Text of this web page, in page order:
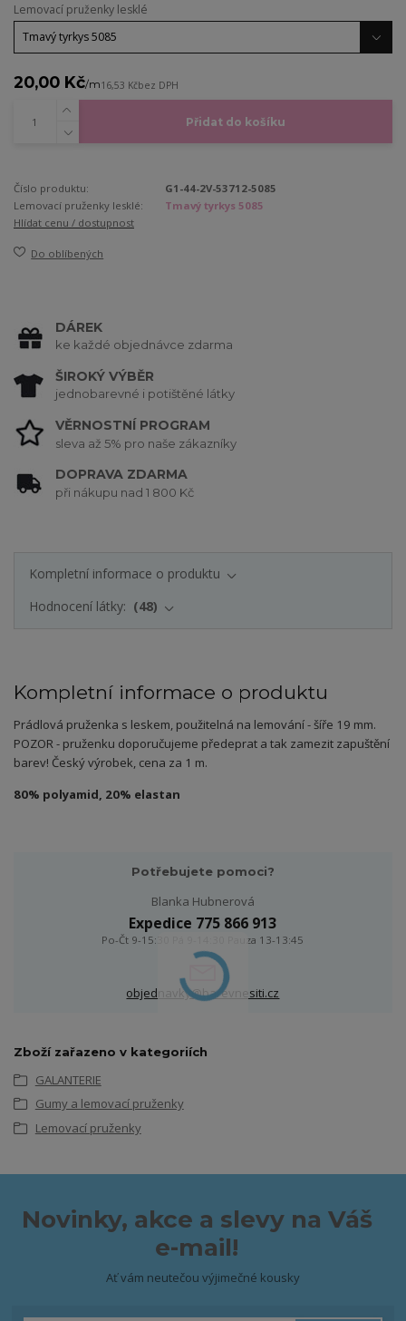
Lemovací pruženky lesklé
20,00 Kč/m16,53 Kčbez DPH
Přidat do košíku
Číslo produktu:
G1-44-2V-53712-5085
Lemovací pruženky lesklé:
Tmavý tyrkys 5085
Hlídat cenu / dostupnost
Do oblíbených
DÁREK
ke každé objednávce zdarma
ŠIROKÝ VÝBĚR
jednobarevné i potištěné látky
VĚRNOSTNÍ PROGRAM
sleva až 5% pro naše zákazníky
DOPRAVA ZDARMA
při nákupu nad 1 800 Kč
Kompletní informace o produktu
Hodnocení látky:
48
Kompletní informace o produktu
Prádlová pruženka s leskem, použitelná na lemování - šíře 19 mm.
POZOR - pruženku doporučujeme předeprat a tak zamezit zapuštění
barev! Český výrobek, cena za 1 m.
80% polyamid, 20% elastan
Potřebujete pomoci?
Blanka Hubnerová
Expedice 775 866 913
Po-Čt 9-15:30 Pá 9-14:30 Pauza 13-13:45
objednavky@barevnesiti.cz
Zboží zařazeno v kategoriích
GALANTERIE
Gumy a lemovací pruženky
Lemovací pruženky
Novinky, akce a slevy na Váš
e-mail!
Ať vám neutečou výjimečné kousky